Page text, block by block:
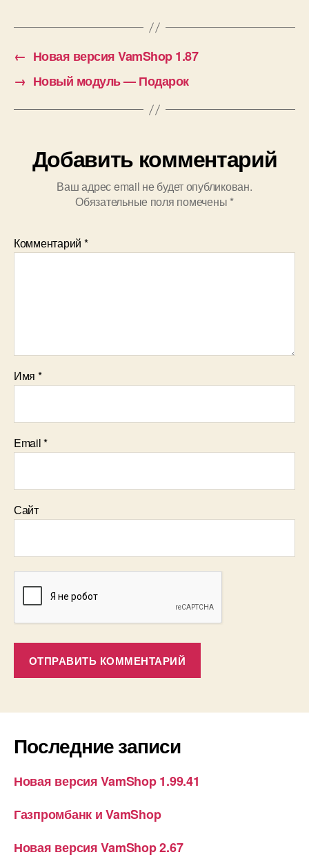
← Новая версия VamShop 1.87
→ Новый модуль — Подарок
Добавить комментарий
Ваш адрес email не будет опубликован.
Обязательные поля помечены *
Комментарий *
Имя *
Email*
Сайт
Последние записи
Новая версия VamShop 1.99.41
Газпромбанк и VamShop
Новая версия VamShop 2.67